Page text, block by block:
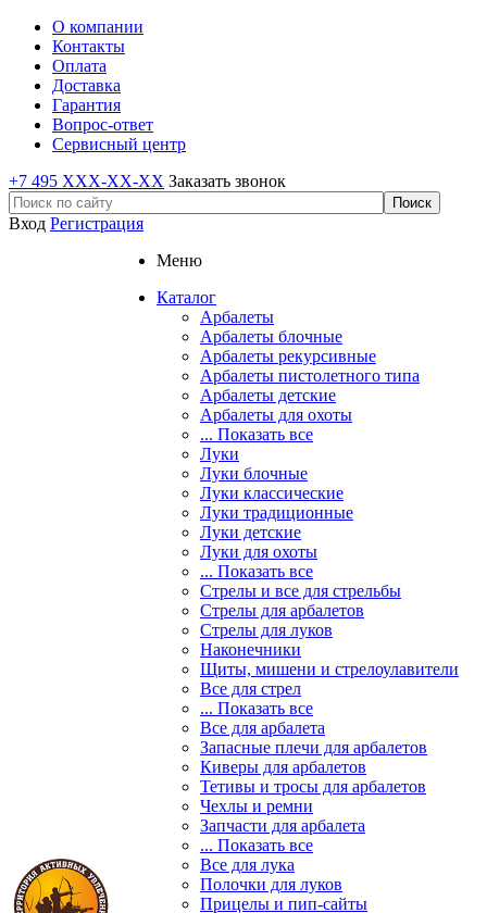
О компании
Контакты
Оплата
Доставка
Гарантия
Вопрос-ответ
Сервисный центр
+7 495 XXX-XX-XX Заказать звонок
Вход Регистрация
Меню
Каталог
Арбалеты
Арбалеты блочные
Арбалеты рекурсивные
Арбалеты пистолетного типа
Арбалеты детские
Арбалеты для охоты
... Показать все
Луки
Луки блочные
Луки классические
Луки традиционные
Луки детские
Луки для охоты
... Показать все
Стрелы и все для стрельбы
Стрелы для арбалетов
Стрелы для луков
Наконечники
Щиты, мишени и стрелоулавители
Все для стрел
... Показать все
Все для арбалета
Запасные плечи для арбалетов
Киверы для арбалетов
Тетивы и тросы для арбалетов
Чехлы и ремни
Запчасти для арбалета
... Показать все
Все для лука
Полочки для луков
Прицелы и пип-сайты